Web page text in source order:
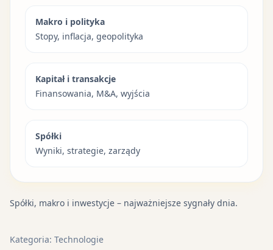
Makro i polityka
Stopy, inflacja, geopolityka
Kapitał i transakcje
Finansowania, M&A, wyjścia
Spółki
Wyniki, strategie, zarządy
Spółki, makro i inwestycje – najważniejsze sygnały dnia.
Kategoria: Technologie